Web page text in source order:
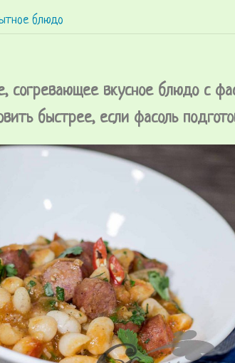
блюдо
согревающее вкусное блюдо с
быстрее, если фасоль